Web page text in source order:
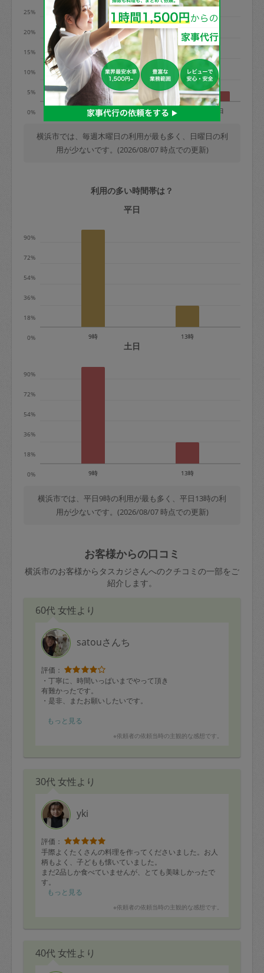
水曜日9時〜金曜日9時まで＝依頼料金の
50%
金曜日9時～土曜日8時まで＝依頼金額の
100%
土曜日8時〜実施時間＝依頼金額の100%
＋交通費全額
依頼者不在による当日キャンセル＝依頼
金額の100%＋交通費全額
定期契約をキャンセルする場合、毎週定
期は月2回まで隔週定期は月1回までキャ
※キャンセル料金の設定について：
0%
5%
10%
15%
20%
25%
火 水 木 金 日
横浜市では、毎週木曜日の利用が最も多く、日曜日の利
用が少ないです。(2026/08/07 時点での更新)
利用の多い時間帯は？
平日
0%
18%
36%
54%
72%
90%
9時 13時
土日
0%
18%
36%
54%
72%
90%
9時 13時
横浜市では、平日9時の利用が最も多く、平日13時の利
用が少ないです。(2026/08/07 時点での更新)
お客様からの口コミ
横浜市のお客様からタスカジさんへのクチコミの一部をご
紹介します。
60代 女性より
satouさんち
評価：
・丁寧に、時間いっぱいまでやって頂き
有難かったです。
・是非、またお願いしたいです。
ありがとうございました。
もっと見る
※依頼者の依頼当時の主観的な感想です。
30代 女性より
yki
評価：
手際よくたくさんの料理を作ってくださいました。お人
柄もよく、子どもも懐いていました。
まだ2品しか食べていませんが、とても美味しかったで
す。
もっと見る
※依頼者の依頼当時の主観的な感想です。
40代 女性より